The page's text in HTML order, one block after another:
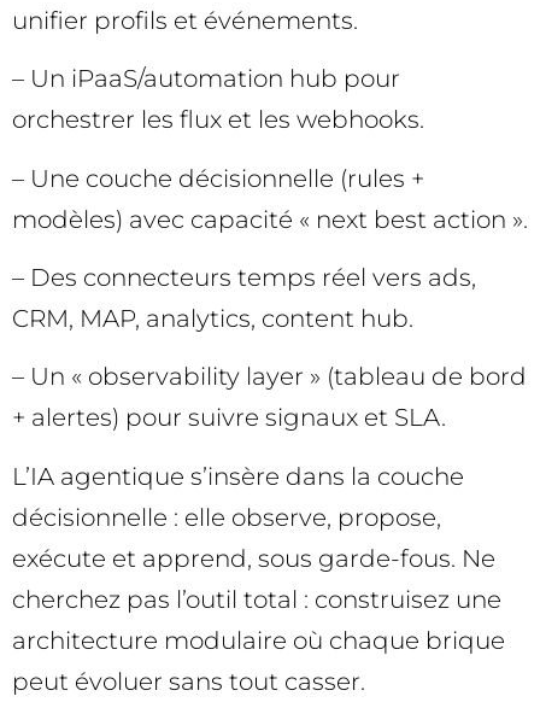
unifier profils et événements.
– Un iPaaS/automation hub pour
orchestrer les flux et les webhooks.
– Une couche décisionnelle (rules +
modèles) avec capacité « next best action ».
– Des connecteurs temps réel vers ads,
CRM, MAP, analytics, content hub.
– Un « observability layer » (tableau de bord
+ alertes) pour suivre signaux et SLA.
L’IA agentique s’insère dans la couche
décisionnelle : elle observe, propose,
exécute et apprend, sous garde-fous. Ne
cherchez pas l’outil total : construisez une
architecture modulaire où chaque brique
peut évoluer sans tout casser.